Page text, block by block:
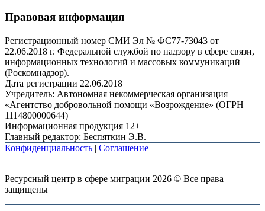
Правовая информация
Регистрационный номер СМИ Эл № ФС77-73043 от
22.06.2018 г. Федеральной службой по надзору в сфере связи,
информационных технологий и массовых коммуникаций
(Роскомнадзор).
Дата регистрации 22.06.2018
Учредитель: Автономная некоммерческая организация
«Агентство добровольной помощи «Возрождение» (ОГРН
1114800000644)
Информационная продукция 12+
Главный редактор: Беспяткин Э.В.
Конфиденциальность | Соглашение
Ресурсный центр в сфере миграции 2026 © Все права
защищены